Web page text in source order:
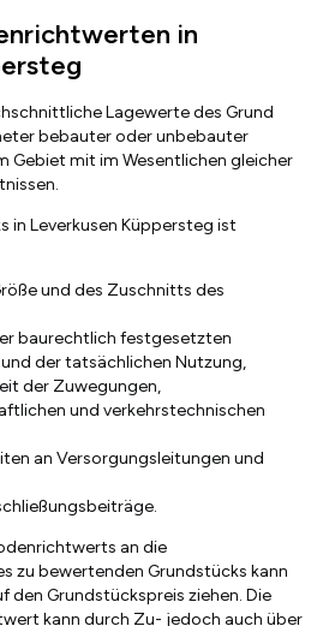
in
Lagewerte des Grund
bebauter oder unbebauter
Gebiet mit im Wesentlichen gleicher
in Leverkusen Küppersteg ist
und des Zuschnitts des
baurechtlich festgesetzten
der tatsächlichen Nutzung,
der Zuwegungen,
und verkehrstechnischen
an Versorgungsleitungen und
an die
zu bewertenden Grundstücks kann
den Grundstückspreis ziehen. Die
kann durch Zu- jedoch auch über